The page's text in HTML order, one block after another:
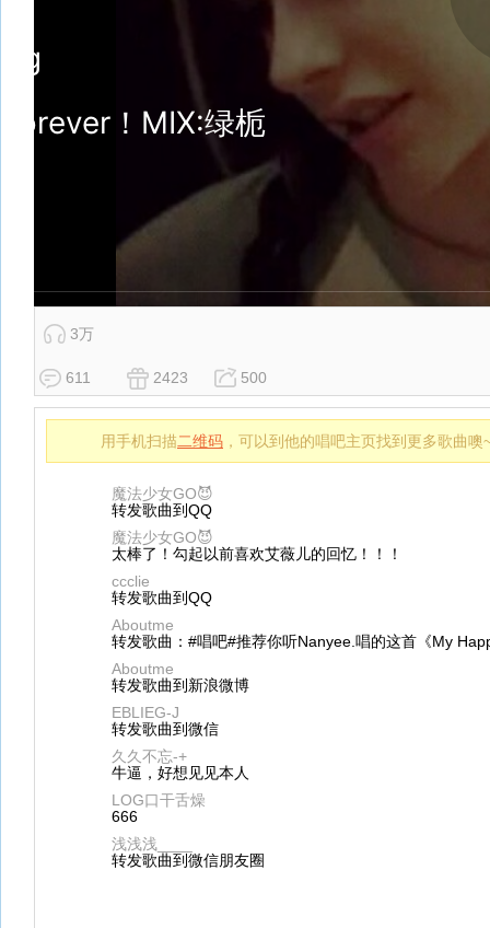
3万
611 2423 500
用手机扫描二维码 ，可以到他的唱吧主页找到更多歌曲噢
魔法少女GO😈
转发歌曲到QQ
魔法少女GO😈
太棒了！勾起以前喜欢艾薇儿的回忆！！！
ccclie
转发歌曲到QQ
Aboutme
转发歌曲：#唱吧#推荐你听Nanyee.唱的这首《My
Aboutme
转发歌曲到新浪微博
EBLIEG-J
转发歌曲到微信
久久不忘-+
牛逼，好想见见本人
LOG口干舌燥
666
浅浅浅____
转发歌曲到微信朋友圈